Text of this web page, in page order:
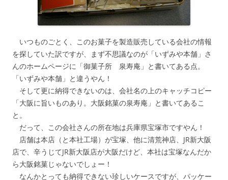
いつものごとく、このお菓子を製造販売している会社の情報
を探していた訳ですが、まず不思議なのが「いずみや本舗」さ
んのホームページに「御菓子所 泉寿庵」と書いてある点。
「いずみや本舗」と違うやん！
そして更に納得できないのは、会社名の上のキャッチコピー
「大阪に旨いものあり。大阪銘菓の泉寿庵」と書いてあるこ
と。
だって、この会社さんの所在地は兵庫県宝塚市ですやん！
店舗は本店（と本社工場）が宝塚、他に清荒神店、JR新大阪
店で、辛うじてJR新大阪店が大阪だけど、本社は宝塚なんだか
ら大阪銘菓じゃないでしょー！
なんかとっても納得できない珍しいケースですが、パッケー